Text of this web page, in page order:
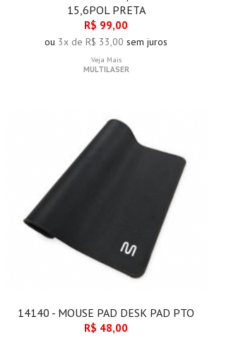
15,6POL PRETA
R$ 99,00
ou 3x de R$ 33,00 sem juros
Veja Mais
MULTILASER
14140 - MOUSE PAD DESK PAD PTO
R$ 48,00